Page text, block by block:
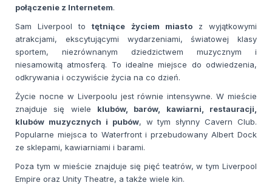
połączenie z Internetem.
Sam Liverpool totętniące życiem miastoz wyjątkowymi
atrakcjami, ekscytującymi wydarzeniami, światowej klasy
sportem, niezrównanym dziedzictwem muzycznym i
niesamowitą atmosferą. To idealne miejsce do odwiedzenia,
odkrywania i oczywiście życia na co dzień.
Życie nocne w Liverpoolu jest równie intensywne. W mieście
znajduje się wiele klubów, barów, kawiarni, restauracji,
klubów muzycznych i pubów, w tym słynny Cavern Club.
Popularne miejsca to Waterfront i przebudowany Albert Dock
ze sklepami, kawiarniami i barami.
Poza tym w mieście znajduje się pięć teatrów, w tym Liverpool
Empire oraz Unity Theatre, a także wiele kin.